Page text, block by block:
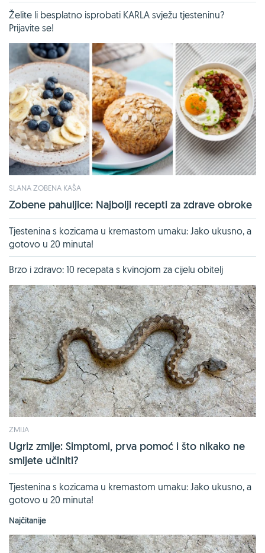
Želite li besplatno isprobati KARLA svježu tjesteninu?
Prijavite se!
SLANA ZOBENA KAŠA
Zobene pahuljice: Najbolji recepti za zdrave obroke
Tjestenina s kozicama u kremastom umaku: Jako ukusno, a
gotovo u 20 minuta!
Brzo i zdravo: 10 recepata s kvinojom za cijelu obitelj
ZMIJA
Ugriz zmije: Simptomi, prva pomoć i što nikako ne
smijete učiniti?
Tjestenina s kozicama u kremastom umaku: Jako ukusno, a
gotovo u 20 minuta!
Najčitanije